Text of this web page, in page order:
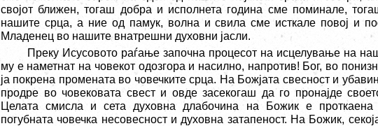
својот ближен, тогаш добра и исполнета година сме поминале,
нашите срца, а ние од памук, волна и свила сме исткале повој и
Младенец во нашите внатрешни духовни јасли.
Преку Исусовото раѓање започна процесот на исцелување на
му е наметнат на човекот одозгора и насилно, напротив! Бог, во
ја покрена промената во човечките срца. На Божјата свесност и
продре во човековата свест и овде засекогаш да го пронајде
Целата смисла и сета духовна длабочина на Божик е
погубната човечка несовесност и духовна затапеност. На Божик,